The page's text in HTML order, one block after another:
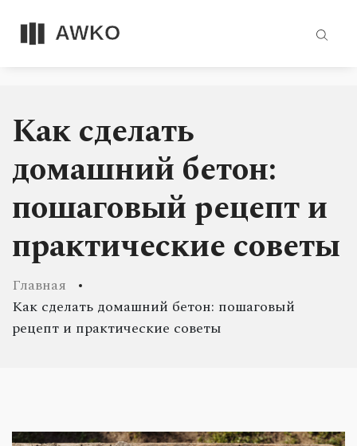
Как сделать
домашний бетон:
пошаговый рецепт и
практические советы
Главная
Как сделать домашний бетон: пошаговый
рецепт и практические советы